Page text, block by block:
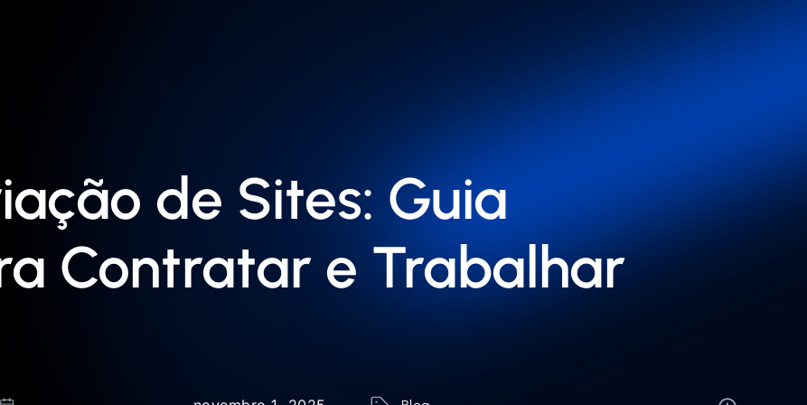
de Sites: Guia
Contratar e Trabalhar